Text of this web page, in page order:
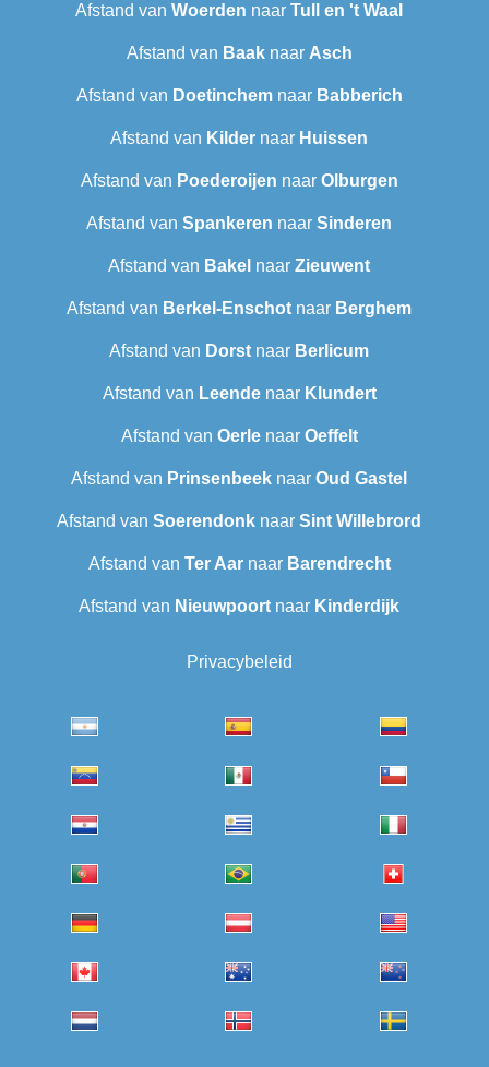
Afstand van Woerden naar Tull en 't Waal
Afstand van Baaknaar Asch
Afstand van Doetinchemnaar Babberich
Afstand van Kilder naar Huissen
Afstand van Poederoijen naar Olburgen
Afstand van Spankeren naar Sinderen
Afstand van Bakel naar Zieuwent
Afstand van Berkel-Enschot naar Berghem
Afstand van Dorst naar Berlicum
Afstand van Leendenaar Klundert
Afstand van Oerlenaar Oeffelt
Afstand van Prinsenbeek naar Oud Gastel
Afstand van Soerendonk naar Sint Willebrord
Afstand van Ter Aarnaar Barendrecht‎
Afstand van Nieuwpoort naar Kinderdijk
Privacybeleid